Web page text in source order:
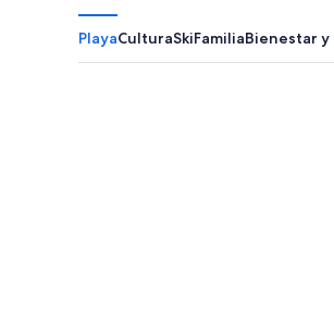
PlayaCulturaSkiFamiliaBienestar